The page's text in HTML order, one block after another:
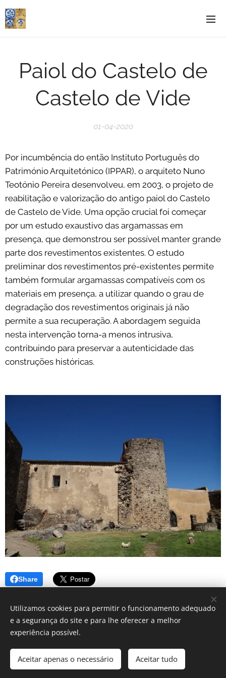
Paiol do Castelo de
Castelo de Vide
01-04-2020
Por incumbência do então Instituto Português do
Património Arquitetónico (IPPAR), o arquiteto Nuno
Teotónio Pereira desenvolveu, em 2003, o projeto de
reabilitação e valorização do antigo paiol do Castelo
de Castelo de Vide. Uma opção crucial foi começar
por um estudo exaustivo das argamassas em
presença, que demonstrou ser possível manter grande
parte dos revestimentos existentes. O estudo
preliminar dos revestimentos pré-existentes permite
também formular argamassas compatíveis com os
materiais em presença, a utilizar quando o grau de
degradação dos revestimentos originais já não
permite a sua recuperação. A abordagem seguida
nesta intervenção torna-a menos intrusiva,
contribuindo para preservar a autenticidade das
construções históricas.
Share
Cookies
Utilizamos cookies para permitir o funcionamento adequado
e a segurança do site e para lhe oferecer a melhor
experiência possível.
Aceitar apenas o necessário Aceitar tudo